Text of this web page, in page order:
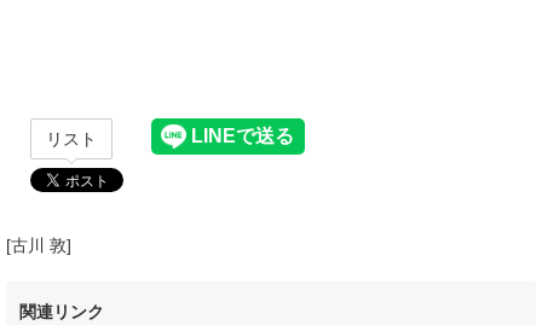
リスト
[古川 敦]
関連リンク